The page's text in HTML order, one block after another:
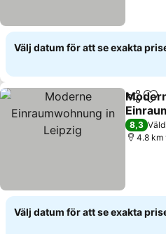
Välj datum för att se exakta
Dela
Leipzig
8,3
4.8 km
Välj datum för att se exakta